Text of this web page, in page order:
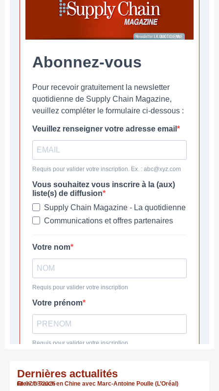
Dernières actualités
07/08/2026
French Touch en Chine avec Marc-Antoine Poulle (L’Oréal)